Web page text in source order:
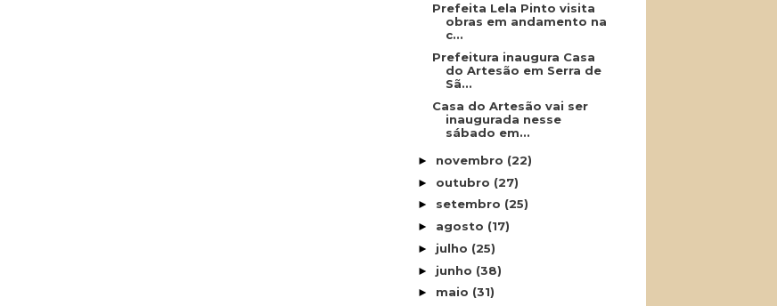
Prefeita Lela Pinto visita
obras em andamento na
c...
Prefeitura inaugura Casa
do Artesão em Serra de
Sã...
Casa do Artesão vai ser
inaugurada nesse
sábado em...
► novembro (22)
► outubro (27)
► setembro (25)
► agosto (17)
► julho (25)
► junho (38)
► maio (31)